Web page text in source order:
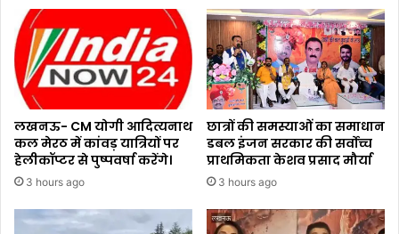
लखनऊ- CM योगी आदित्यनाथ
कल मेरठ में कांवड़ यात्रियों पर
हेलीकॉप्टर से पुष्पवर्षा करेंगे।
3 hours ago
छात्रों की समस्याओं का समाधान
डबल इंजन सरकार की सर्वोच्च
प्राथमिकता केशव प्रसाद मौर्या
3 hours ago